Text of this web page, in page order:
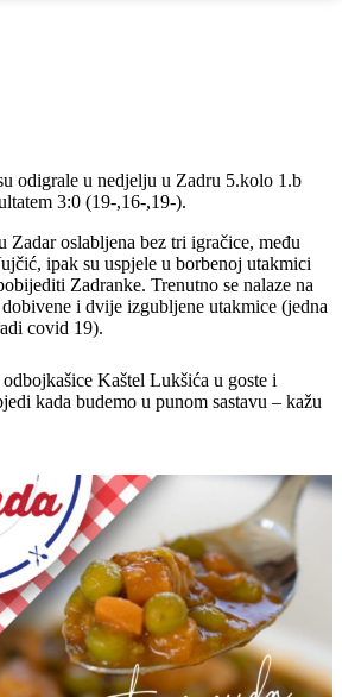
odigrale u nedjelju u Zadru 5.kolo 1.b
3:0 (19-,16-,19-).
Zadar oslabljena bez tri igračice, među
ipak su uspjele u borbenoj utakmici
Zadranke. Trenutno se nalaze na
i dvije izgubljene utakmice (jedna
covid 19).
Kaštel Lukšića u goste i
kada budemo u punom sastavu – kažu